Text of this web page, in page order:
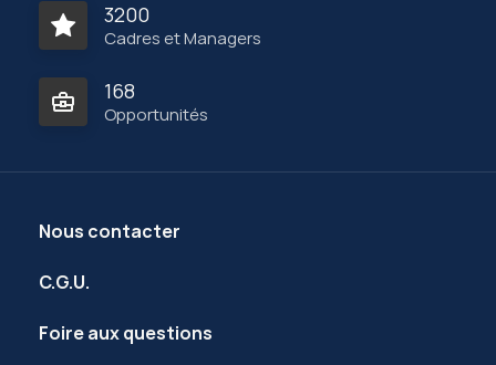
3200
Cadres et Managers
168
Opportunités
Nous contacter
C.G.U.
Foire aux questions